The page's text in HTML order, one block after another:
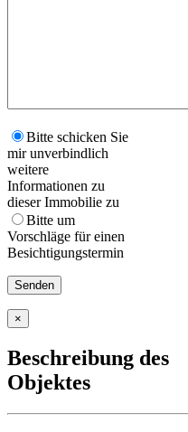
Bitte schicken Sie
mir unverbindlich
weitere
Informationen zu
dieser Immobilie zu
Bitte um
Vorschläge für einen
Besichtigungstermin
×
Beschreibung des
Objektes